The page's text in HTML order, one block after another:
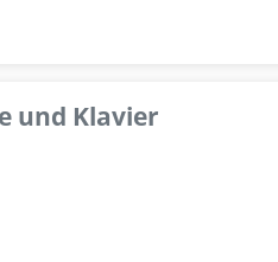
und Klavier